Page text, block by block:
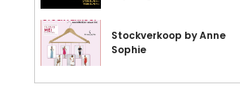
Stockverkoop by Anne
Sophie